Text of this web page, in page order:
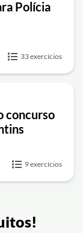
Polícia
33 exercícios
concurso
9 exercícios